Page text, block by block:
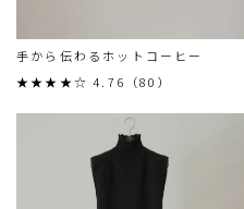
手から伝わるホットコーヒー
★★★★☆ 4.76（80）